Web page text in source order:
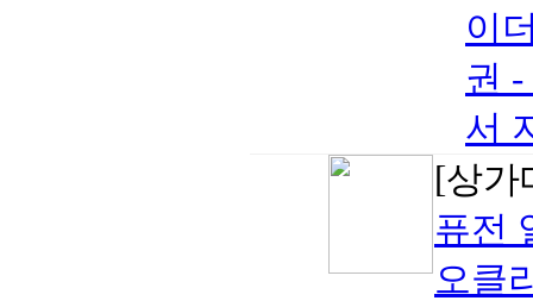
이
권
서
[상
퓨전
오클